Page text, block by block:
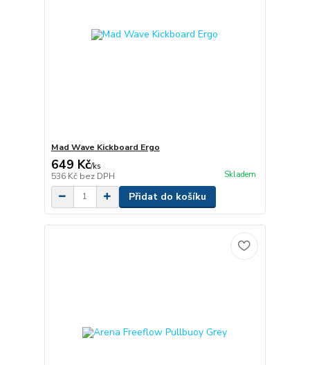
Mad Wave Kickboard Ergo
649 Kč/ks
536 Kč bez DPH Skladem
Přidat do košíku